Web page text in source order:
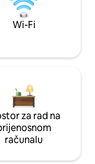
Wi-Fi
za rad na
računalu